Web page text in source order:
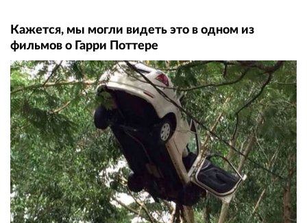
Кажется, мы могли видеть это в одном из
фильмов о Гарри Поттере